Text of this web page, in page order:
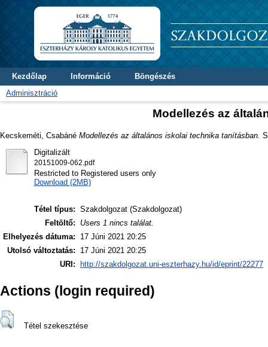
Kezdőlap Információ
Böngészés
Adminisztráció
Modellezés az
Kecskeméti, Csabáné Modellezés az általános iskolai technika tanításban.
Digitalizált
20151009-062.pdf
Restricted to Registered users only
Download (2MB)
Tétel típus: Szakdolgozat (Szakdolgozat)
Feltöltő:
Users 1 nincs találat.
Elhelyezés dátuma:
17 Júni 2021 20:25
Utolsó változtatás:
17 Júni 2021 20:25
URI:
http://szakdolgozat.uni-eszterhazy.hu/id/eprint/22277
Actions (login required)
Tétel szekesztése